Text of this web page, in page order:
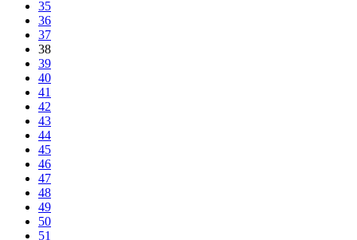
35
36
37
38
39
40
41
42
43
44
45
46
47
48
49
50
51